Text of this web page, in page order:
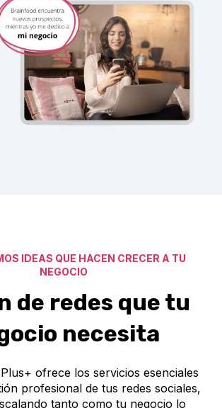
IDEAS QUE HACEN CRECER A TU
NEGOCIO
de redes que tu
necesita
ofrece los servicios esenciales
profesional de tus redes sociales,
tanto como tu negocio lo